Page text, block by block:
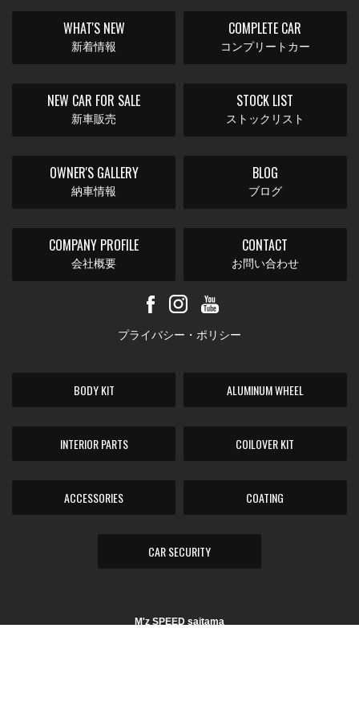
WHAT'S NEW
新着情報
COMPLETE CAR
コンプリートカー
NEW CAR FOR SALE
新車販売
STOCK LIST
ストックリスト
OWNER'S GALLERY
納車情報
BLOG
ブログ
COMPANY PROFILE
会社概要
CONTACT
お問い合わせ
プライバシー・ポリシー
BODY KIT ALUMINUM WHEEL
INTERIOR PARTS COILOVER KIT
ACCESSORIES COATING
CAR SECURITY
M'z SPEED saitama